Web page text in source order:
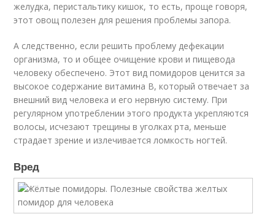
желудка, перистальтику кишок, то есть, проще говоря,
этот овощ полезен для решения проблемы запора.
А следственно, если решить проблему дефекации
организма, то и общее очищение крови и пищевода
человеку обеспечено. Этот вид помидоров ценится за
высокое содержание витамина В, который отвечает за
внешний вид человека и его нервную систему. При
регулярном употреблении этого продукта укрепляются
волосы, исчезают трещины в уголках рта, меньше
страдает зрение и излечивается ломкость ногтей.
Вред